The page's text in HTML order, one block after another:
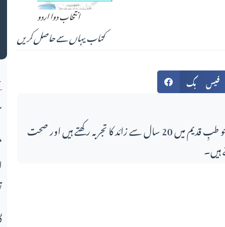
میو قوم کی تعلیمی
انتخاب دوا اردو
کتاب یہاں سے حاصل کریں
فیس بک
اس مضمون کے لکھاری، جو طبِ قدیم میں 20 سال سے زائد کا تجربہ رکھتے ہیں اور صحت